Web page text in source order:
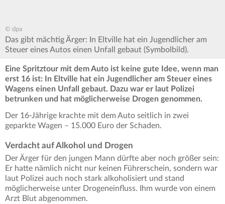
© dpa
Das gibt mächtig Ärger: In Eltville hat ein Jugendlicher am
Steuer eines Autos einen Unfall gebaut (Symbolbild).
Eine Spritztour mit dem Auto ist keine gute Idee, wenn man
erst 16 ist: In Eltville hat ein Jugendlicher am Steuer eines
Wagens einen Unfall gebaut. Dazu war er laut Polizei
betrunken und hat möglicherweise Drogen genommen.
Der 16-Jährige krachte mit dem Auto seitlich in zwei
geparkte Wagen – 15.000 Euro der Schaden.
Verdacht auf Alkohol und Drogen
Der Ärger für den jungen Mann dürfte aber noch größer sein:
Er hatte nämlich nicht nur keinen Führerschein, sondern war
laut Polizei auch noch stark alkoholisiert und stand
möglicherweise unter Drogeneinfluss. Ihm wurde von einem
Arzt Blut abgenommen.